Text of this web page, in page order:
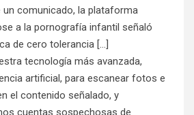
comunicado, la plataforma
a la pornografía infantil señaló
de cero tolerancia […]
tecnología más avanzada,
artificial, para escanear fotos e
el contenido señalado, y